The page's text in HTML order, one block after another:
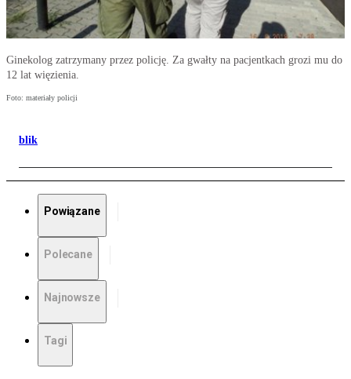
Ginekolog zatrzymany przez policję. Za gwałty na pacjentkach grozi mu do
12 lat więzienia.
Foto: materiały policji
blik
Powiązane
Polecane
Najnowsze
Tagi